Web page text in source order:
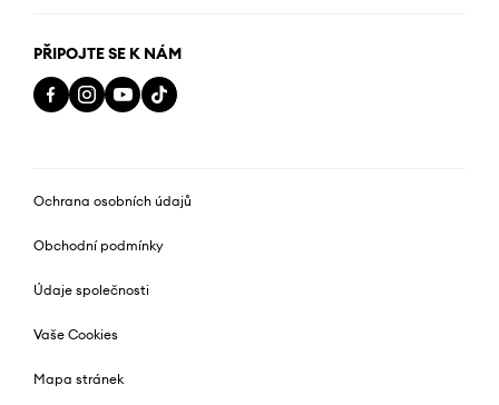
PŘIPOJTE SE K NÁM
Ochrana osobních údajů
Obchodní podmínky
Údaje společnosti
Vaše Cookies
Mapa stránek